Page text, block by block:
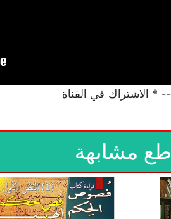
مشابهة